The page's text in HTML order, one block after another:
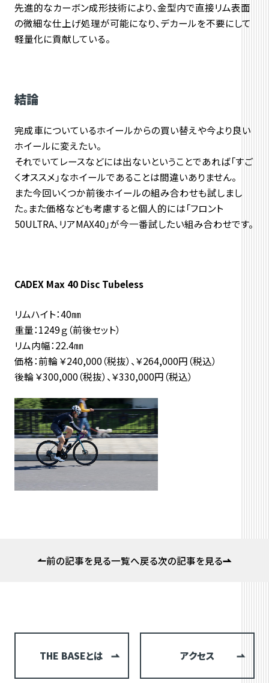
先進的なカーボン成形技術により、金型内で直接リム表面
の微細な仕上げ処理が可能になり、デカールを不要にして
軽量化に貢献している。
結論
完成車についているホイールからの買い替えや今より良い
ホイールに変えたい。
それでいてレースなどには出ないということであれば「すご
くオススメ」なホイールであることは間違いありません。
また今回いくつか前後ホイールの組み合わせも試しまし
た。また価格なども考慮すると個人的には「フロント
50ULTRA、リアMAX40」が今一番試したい組み合わせです。
CADEX Max 40 Disc Tubeless
リムハイト：40㎜
重量：1249ｇ（前後セット）
リム内幅：22.4㎜
価格：前輪 ￥240,000（税抜）、￥264,000円（税込）
後輪 ￥300,000（税抜）、￥330,000円（税込）
前の記事を見る一覧へ戻る次の記事を見る
THE BASEとは アクセス